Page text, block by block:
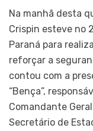
Na manhã desta
Crispin esteve no
Paraná para
reforçar a
contou com a
“Bença”,
Comandante
Secretário de